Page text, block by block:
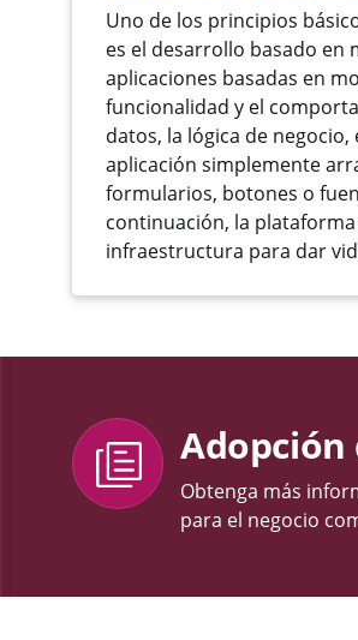
Uno de los principios
es el desarrollo basado en
aplicaciones basadas en
funcionalidad y el
datos, la lógica de
aplicación simplemente
formularios, botones o
continuación, la
infraestructura para dar
Adopción
Obtenga más
para el negocio